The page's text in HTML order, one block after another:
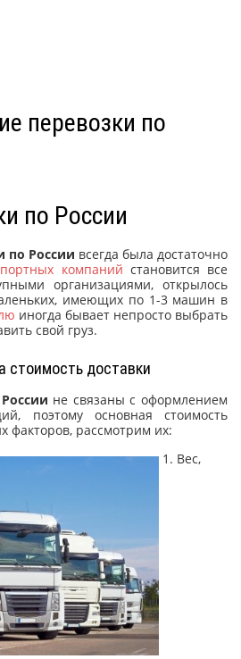
перевозки по
по России
по России всегда была достаточно
компаний становится все
организациями, открылось
имеющих по 1-3 машин в
иногда бывает непросто выбрать
свой груз.
стоимость доставки
не связаны с оформлением
поэтому основная стоимость
факторов, рассмотрим их:
Вес,